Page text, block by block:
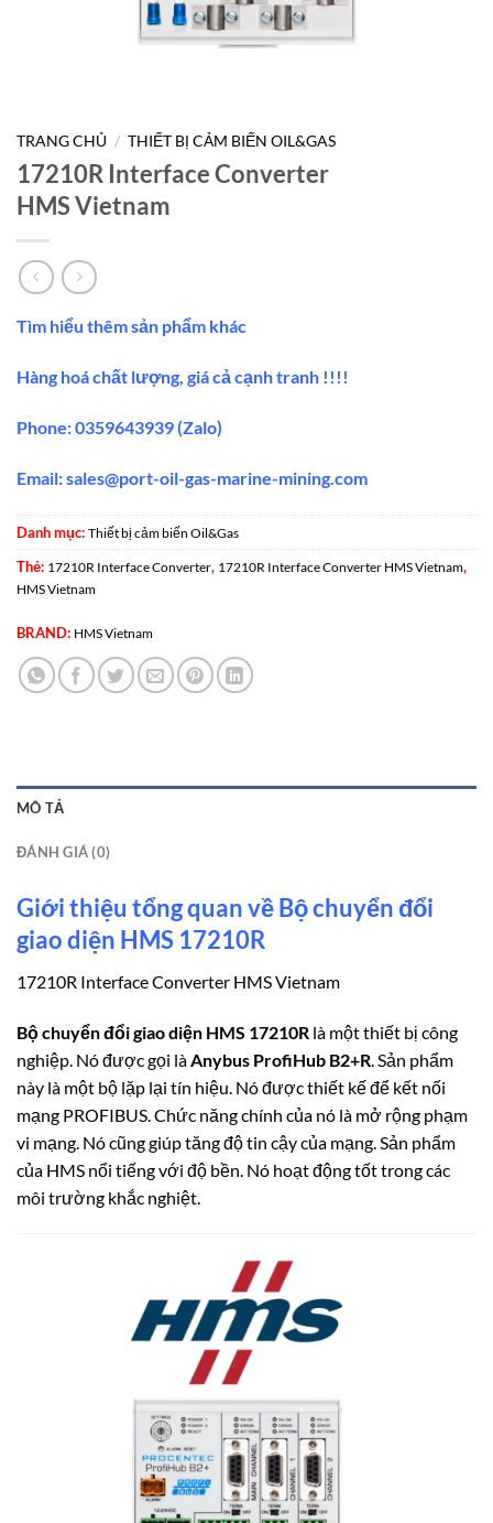
TRANG CHỦ / THIẾT BỊ CẢM BIẾN OIL&GAS
17210R Interface Converter
HMS Vietnam
Tìm hiểu thêm sản phẩm khác
Hàng hoá chất lượng, giá cả cạnh tranh !!!!
Phone: 0359643939 (Zalo)
Email:sales@port-oil-gas-marine-mining.com
Danh mục: Thiết bị cảm biến Oil&Gas
Thẻ: 17210R Interface Converter, 17210R Interface Converter HMS Vietnam,
HMS Vietnam
BRAND: HMS Vietnam
MÔ TẢ
ĐÁNH GIÁ (0)
Giới thiệu tổng quan về Bộ chuyển đổi
giao diện HMS 17210R
17210R Interface Converter HMS Vietnam
Bộ chuyển đổi giao diện HMS 17210R là một thiết bị công
nghiệp. Nó được gọi là Anybus ProfiHub B2+R Sản phẩm
này là một bộ lặp lại tín hiệu. Nó được thiết kế để kết nối
mạng PROFIBUS. Chức năng chính của nó là mở rộng phạm
vi mạng. Nó cũng giúp tăng độ tin cậy của mạng. Sản phẩm
của HMS nổi tiếng với độ bền. Nó hoạt động tốt trong các
môi trường khắc nghiệt.